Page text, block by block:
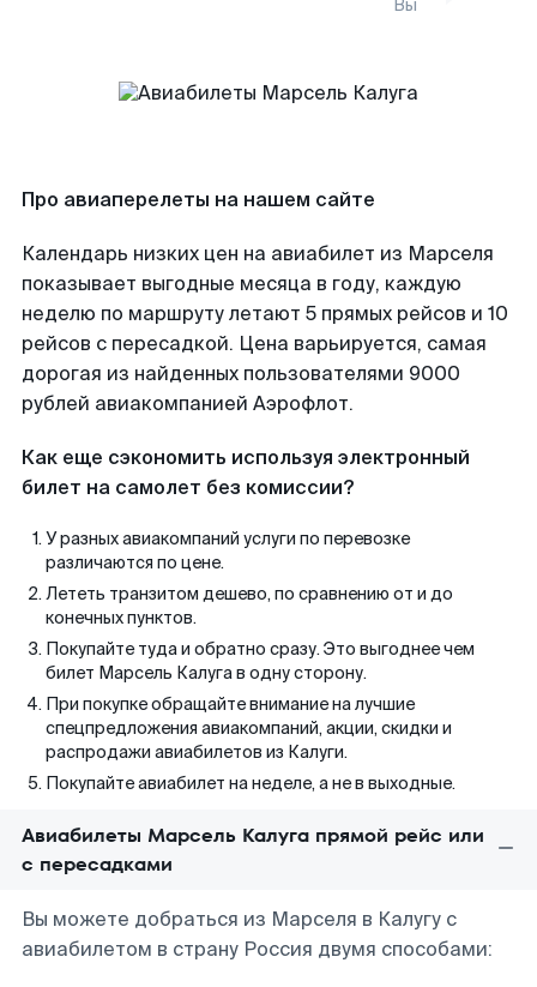
Вы
Про авиаперелеты на нашем сайте
Календарь низких цен на авиабилет из Марселя
показывает выгодные месяца в году, каждую
неделю по маршруту летают 5 прямых рейсов и 10
рейсов с пересадкой. Цена варьируется, самая
дорогая из найденных пользователями 9000
рублей авиакомпанией Аэрофлот.
Как еще сэкономить используя электронный
билет на самолет без комиссии?
У разных авиакомпаний услуги по перевозке
различаются по цене.
Лететь транзитом дешево, по сравнению от и до
конечных пунктов.
Покупайте туда и обратно сразу. Это выгоднее чем
билет Марсель Калуга в одну сторону.
При покупке обращайте внимание на лучшие
спецпредложения авиакомпаний, акции, скидки и
распродажи авиабилетов из Калуги.
Покупайте авиабилет на неделе, а не в выходные.
Авиабилеты Марсель Калуга прямой рейс или
с пересадками
Вы можете добраться из Марселя в Калугу с
авиабилетом в страну Россия двумя способами: